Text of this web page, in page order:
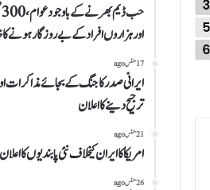
اورہزاروں افراد کے بے روزگار ہونے
17 منٹس ago
ایرانی صدر کا جنگ کے بجائے مذاکرات
ترجیح دینے کا اعلان
21 منٹس ago
امریکا کا ایران کیخلاف نئی پابندیوں کا اعلان
26 منٹس ago